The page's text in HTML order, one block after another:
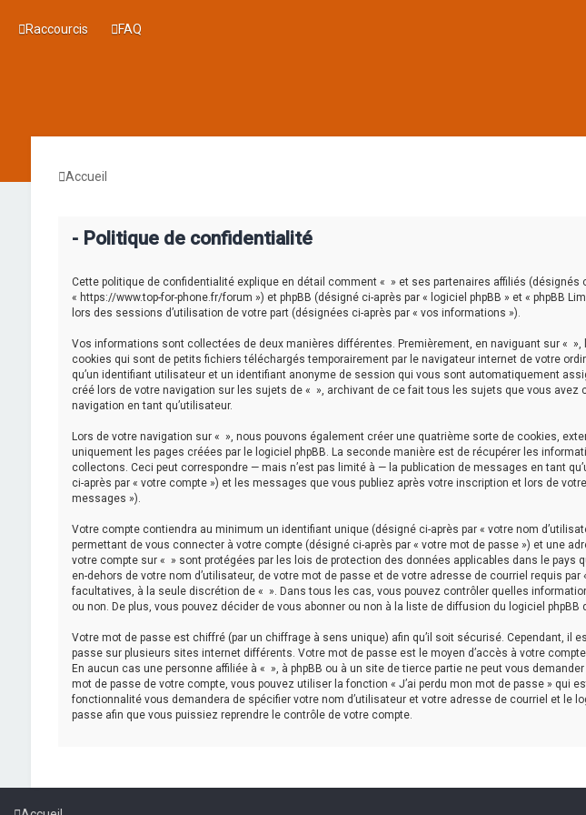
Raccourcis FAQ
Accueil
- Politique de confidentialité
Cette politique de confidentialité explique en détail comment « » et ses partenaires affiliés (désignés
« https://www.top-for-phone.fr/forum ») et phpBB (désigné ci-après par « logiciel phpBB » et « phpBB
lors des sessions d’utilisation de votre part (désignées ci-après par « vos informations »).
Vos informations sont collectées de deux manières différentes. Premièrement, en naviguant sur « »,
cookies qui sont de petits fichiers téléchargés temporairement par le navigateur internet de votre
qu’un identifiant utilisateur et un identifiant anonyme de session qui vous sont automatiquement
créé lors de votre navigation sur les sujets de « », archivant de ce fait tous les sujets que vous avez
navigation en tant qu’utilisateur.
Lors de votre navigation sur « », nous pouvons également créer une quatrième sorte de cookies,
uniquement les pages créées par le logiciel phpBB. La seconde manière est de récupérer les
collectons. Ceci peut correspondre — mais n’est pas limité à — la publication de messages en tant
ci-après par « votre compte ») et les messages que vous publiez après votre inscription et lors de
messages »).
Votre compte contiendra au minimum un identifiant unique (désigné ci-après par « votre nom
permettant de vous connecter à votre compte (désigné ci-après par « votre mot de passe ») et une
votre compte sur « » sont protégées par les lois de protection des données applicables dans le pays
en-dehors de votre nom d’utilisateur, de votre mot de passe et de votre adresse de courriel requis
facultatives, à la seule discrétion de « ». Dans tous les cas, vous pouvez contrôler quelles
ou non. De plus, vous pouvez décider de vous abonner ou non à la liste de diffusion du logiciel
Votre mot de passe est chiffré (par un chiffrage à sens unique) afin qu’il soit sécurisé. Cependant, il
passe sur plusieurs sites internet différents. Votre mot de passe est le moyen d’accès à votre
En aucun cas une personne affiliée à « », à phpBB ou à un site de tierce partie ne peut vous
mot de passe de votre compte, vous pouvez utiliser la fonction « J’ai perdu mon mot de passe » qui
fonctionnalité vous demandera de spécifier votre nom d’utilisateur et votre adresse de courriel et le
passe afin que vous puissiez reprendre le contrôle de votre compte.